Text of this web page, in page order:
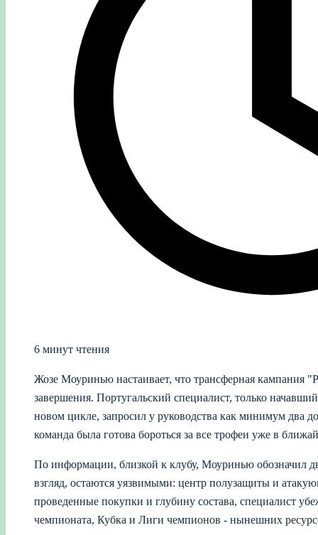
6 минут чтения
Жозе Моуринью настаивает, что трансферная кампания
завершения. Португальский специалист, только
новом цикле, запросил у руководства как минимум два
команда была готова бороться за все трофеи уже в
По информации, близкой к клубу, Моуринью обозначил
взгляд, остаются уязвимыми: центр полузащиты и
проведенные покупки и глубину состава, специалист
чемпионата, Кубка и Лиги чемпионов - нынешних